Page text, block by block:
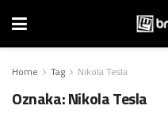
Home Tag Nikola Tesla
Oznaka:Nikola Tesla